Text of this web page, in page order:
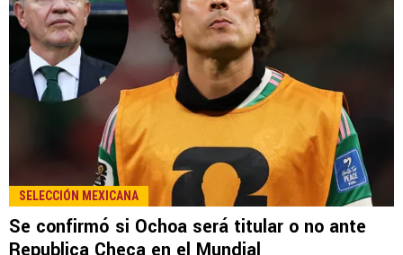
LEE TAMBIÉN